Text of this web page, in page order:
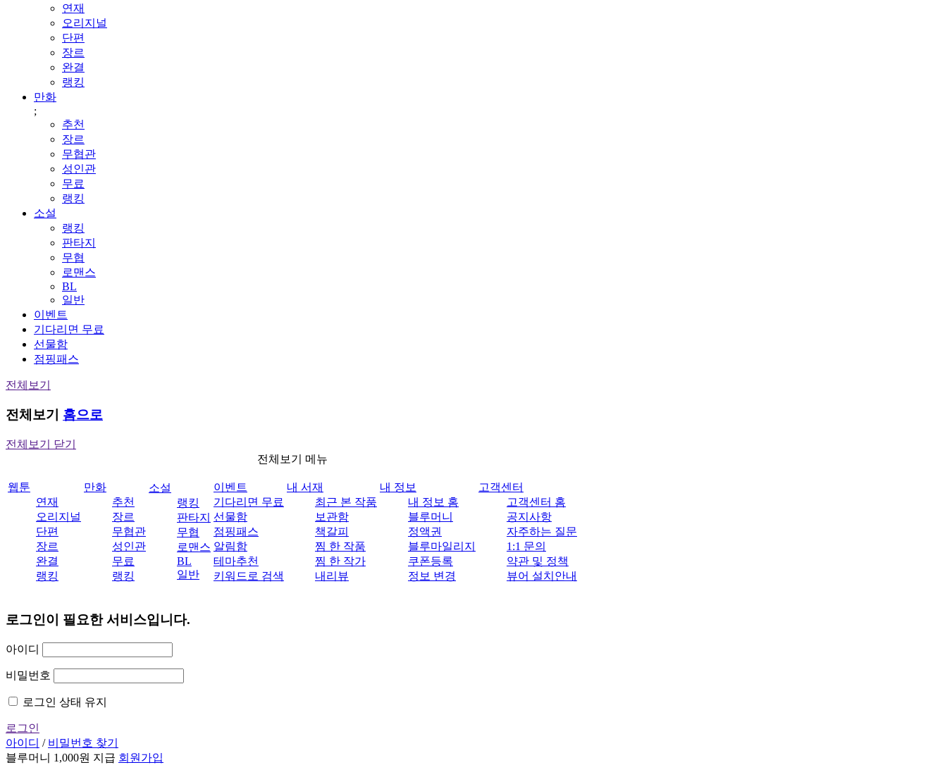
연재
오리지널
단편
장르
완결
랭킹
만화
;
추천
장르
무협관
성인관
무료
랭킹
소설
랭킹
판타지
무협
로맨스
BL
일반
이벤트
기다리면 무료
선물함
점핑패스
전체보기
전체보기 홈으로
전체보기 닫기
전체보기 메뉴
웹툰
연재
오리지널
단편
장르
완결
랭킹
만화
추천
장르
무협관
성인관
무료
랭킹
소설
랭킹
판타지
무협
로맨스
BL
일반
이벤트
기다리면 무료
선물함
점핑패스
알림함
테마추천
키워드로 검색
내 서재
최근 본 작품
보관함
책갈피
찜 한 작품
찜 한 작가
내리뷰
내 정보
내 정보 홈
블루머니
정액권
블루마일리지
쿠폰등록
정보 변경
고객센터
고객센터 홈
공지사항
자주하는 질문
1:1 문의
약관 및 정책
뷰어 설치안내
로그인이 필요한 서비스입니다.
아이디
비밀번호
로그인 상태 유지
로그인
아이디 / 비밀번호 찾기
블루머니 1,000원 지급 회원가입